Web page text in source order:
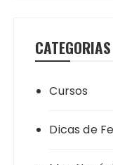
CATEGORIAS
Cursos
Dicas de